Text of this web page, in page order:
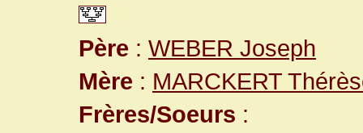
Père : WEBER Joseph
Mère : MARCKERT
Frères/Soeurs :